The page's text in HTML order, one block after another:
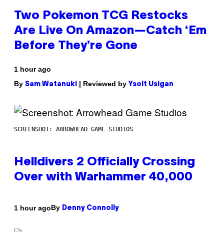
Two Pokemon TCG Restocks
Are Live On Amazon—Catch ‘Em
Before They’re Gone
1 hour ago
By Sam Watanuki | Reviewed by Ysolt Usigan
SCREENSHOT: ARROWHEAD GAME STUDIOS
Helldivers 2 Officially Crossing
Over with Warhammer 40,000
1 hour agoBy Denny Connolly